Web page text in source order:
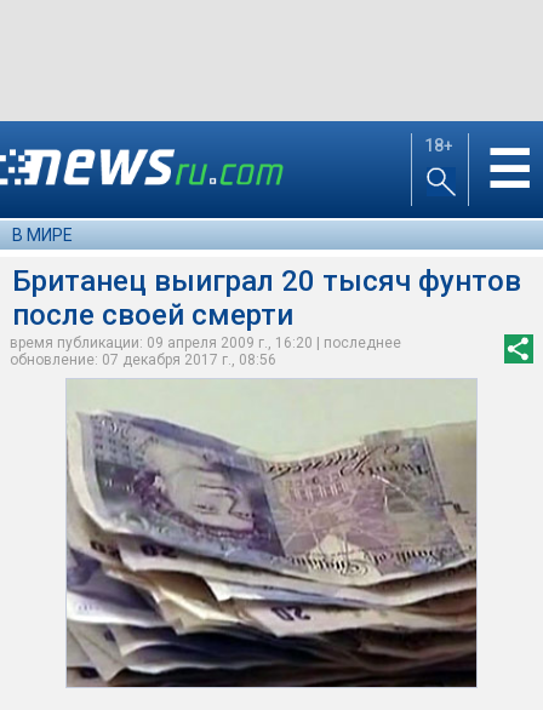
18+ ☰
В МИРЕ
Британец выиграл 20 тысяч фунтов
после своей смерти
время публикации: 09 апреля 2009 г., 16:20 | последнее
обновление: 07 декабря 2017 г., 08:56